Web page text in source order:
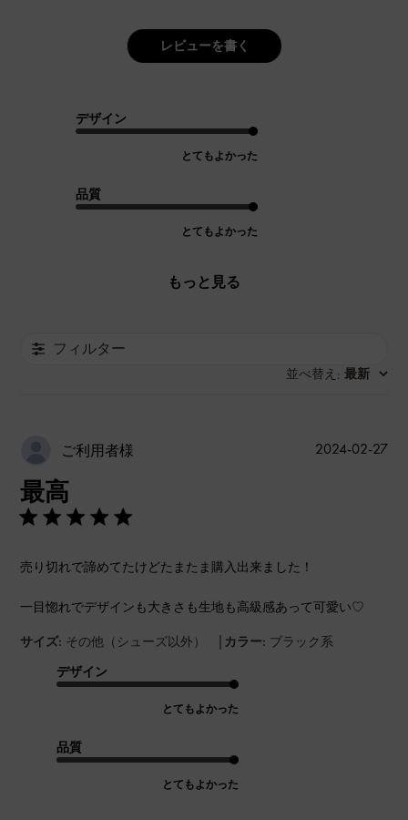
レビューを書く
デザイン
とてもよかった
品質
とてもよかった
もっと見る
フィルター
並べ替え : 最新
ご利用者様
最高
売り切れで諦めてたけどたまたま購入出来ました！
一目惚れでデザインも大きさも生地も高級感あって可愛い♡
サイズ: その他（シューズ以外） | カラー: ブラック系
デザイン
とてもよかった
品質
とてもよかった
公
2024-02-27